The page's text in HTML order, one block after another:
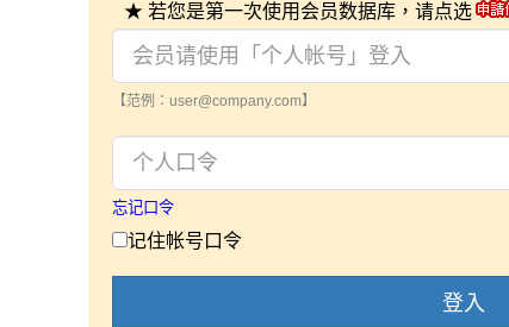
★ 若您是第一次使用会员数据库，请点选
【范例：user@company.com】
忘记口令
记住帐号口令
登入